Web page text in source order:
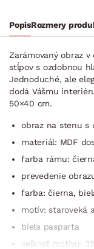
PopisRozmery
Zarámovaný obraz
stĺpov s ozdobnou
Jednoduché, ale
dodá Vášmu
50×40 cm.
obraz na stenu s
materiál: MDF
farba rámu:
prevedenie
farba: čierna,
motív: staroveká
biela pasparta
veľkosť motívu: